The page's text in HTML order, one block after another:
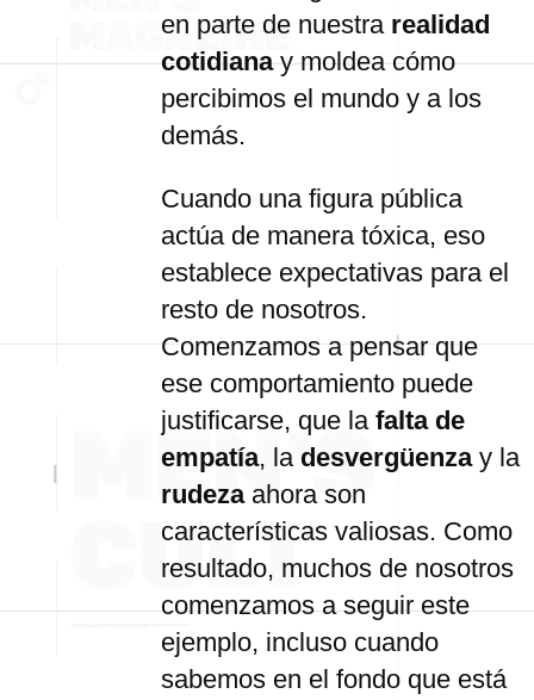
en parte de nuestra realidad
cotidiana ymoldeacómo
percibimos el mundo y a los
demás.
Cuando una figura pública
actúa de manera tóxica, eso
establece expectativas para el
resto de nosotros.
Comenzamos a pensar que
ese comportamiento puede
justificarse, que la falta de
empatía, la desvergüenza y la
rudeza ahora son
características valiosas. Como
resultado, muchos de nosotros
comenzamosaseguireste
ejemplo, incluso cuando
sabemos en el fondo que está